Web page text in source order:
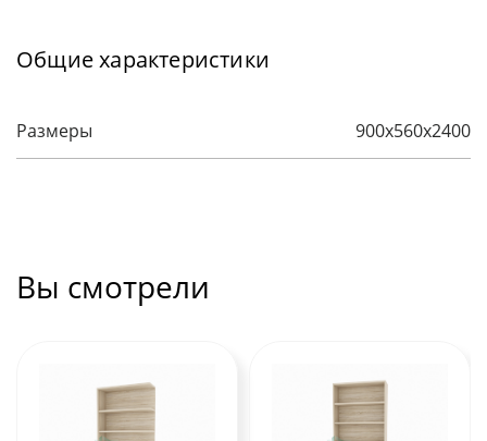
Общие характеристики
Размеры 900х560х2400
Вы смотрели